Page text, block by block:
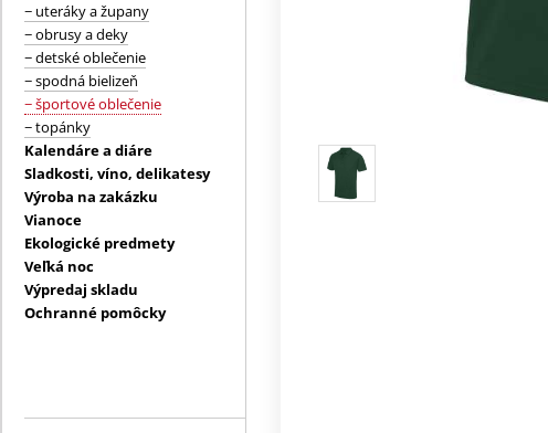
− uteráky a župany
− obrusy a deky
− detské oblečenie
− spodná bielizeň
− športové oblečenie
− topánky
Kalendáre a diáre
Sladkosti, víno, delikatesy
Výroba na zakázku
Vianoce
Ekologické predmety
Veľká noc
Výpredaj skladu
Ochranné pomôcky